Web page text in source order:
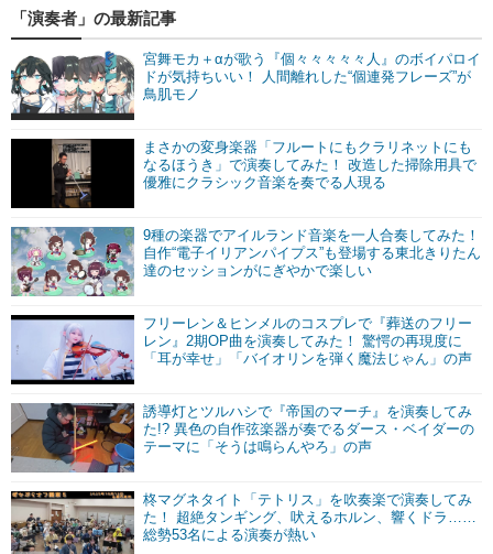
「演奏者」の最新記事
宮舞モカ＋αが歌う『個々々々々々人』のボイパロイ
ドが気持ちいい！ 人間離れした“個連発フレーズ”が
鳥肌モノ
まさかの変身楽器「フルートにもクラリネットにも
なるほうき」で演奏してみた！ 改造した掃除用具で
優雅にクラシック音楽を奏でる人現る
9種の楽器でアイルランド音楽を一人合奏してみた！
自作“電子イリアンパイプス”も登場する東北きりたん
達のセッションがにぎやかで楽しい
フリーレン＆ヒンメルのコスプレで『葬送のフリー
レン』2期OP曲を演奏してみた！ 驚愕の再現度に
「耳が幸せ」「バイオリンを弾く魔法じゃん」の声
誘導灯とツルハシで『帝国のマーチ』を演奏してみ
た!? 異色の自作弦楽器が奏でるダース・ベイダーの
テーマに「そうは鳴らんやろ」の声
柊マグネタイト「テトリス」を吹奏楽で演奏してみ
た！ 超絶タンギング、吠えるホルン、響くドラ……
総勢53名による演奏が熱い